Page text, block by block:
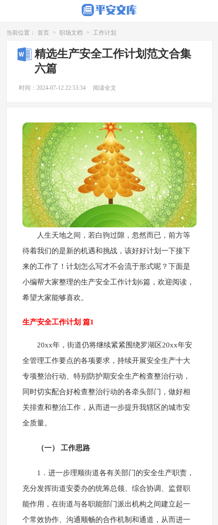
当前位置： 首页 > 职场文档 > 工作计划
精选生产安全工作计划范文合集
六篇
时间：2024-07-12 22:53:34 阅读全文
人生天地之间，若白驹过隙，忽然而已，前方等
待着我们的是新的机遇和挑战，该好好计划一下接下
来的工作了！计划怎么写才不会流于形式呢？下面是
小编帮大家整理的生产安全工作计划6篇，欢迎阅读，
希望大家能够喜欢。
生产安全工作计划 篇1
20xx年，街道仍将继续紧紧围绕罗湖区20xx年安
全管理工作要点的各项要求，持续开展安全生产十大
专项整治行动、特别防护期安全生产检查整治行动，
同时切实配合好检查整治行动的各牵头部门，做好相
关排查和整治工作，从而进一步提升我辖区的城市安
全质量。
（一） 工作思路
1．进一步理顺街道各有关部门的安全生产职责，
充分发挥街道安委办的统筹总领、综合协调、监督职
能作用，在街道与各职能部门派出机构之间建立起一
个常效协作、沟通顺畅的合作机制和通道，从而进一